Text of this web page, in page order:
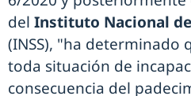
del Instituto Nacional
(INSS), "ha determinado
toda situación de
consecuencia del